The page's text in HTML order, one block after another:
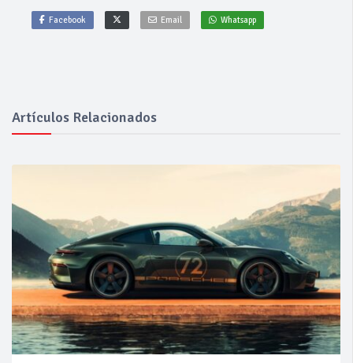
Facebook Email Whatsapp
Artículos Relacionados